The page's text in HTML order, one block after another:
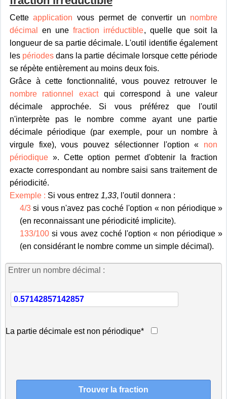
Cetteapplication vous permet de convertir un nombre
décimal
en unefraction irréductible, quelle que soit la
longueur de sa partie décimale. L'outil identifie également
les périodes dans la partie décimale lorsque cette période
se répète entièrement au moins deux fois.
Grâce à cette fonctionnalité, vous pouvez retrouver le
nombre rationnel exactqui correspond à une valeur
décimale approchée. Si vous préférez que l'outil
n'interprète pas le nombre comme ayant une partie
décimale périodique (par exemple, pour un nombre à
virgule fixe), vous pouvez sélectionner l'option « non
périodique». Cette option permet d'obtenir la fraction
exacte correspondant au nombre saisi sans traitement de
périodicité.
Exemple : Si vous entrez 1,33, l'outil donnera :
4/3si vous n'avez pas coché l'option « non périodique »
(en reconnaissant une périodicité implicite).
133/100si vous avez coché l'option « non périodique »
(en considérant le nombre comme un simple décimal).
Entrer un nombre décimal :
La partie décimale est non périodique*